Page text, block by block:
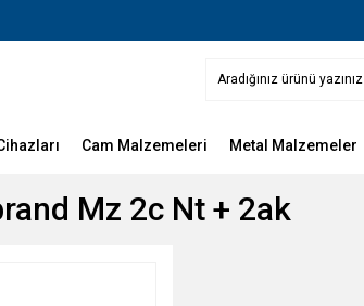
Cam Malzemeleri Metal Malzemeler
Mz 2c Nt + 2ak